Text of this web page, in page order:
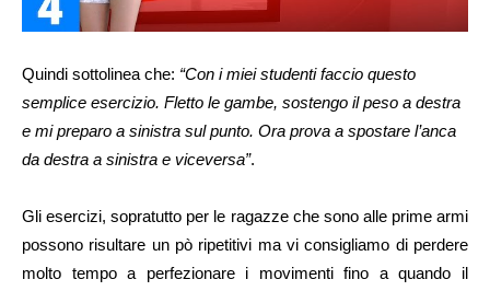
Quindi sottolinea che: “Con i miei studenti faccio questo
semplice esercizio. Fletto le gambe, sostengo il peso a destra
e mi preparo a sinistra sul punto. Ora prova a spostare l’anca
da destra a sinistra e viceversa”.
Gli esercizi, sopratutto per le ragazze che sono alle prime armi
possono risultare un pò ripetitivi ma vi consigliamo di perdere
molto tempo a perfezionare i movimenti fino a quando il